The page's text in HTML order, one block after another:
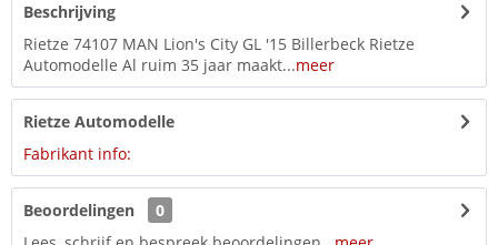
Beschrijving
Rietze 74107 MAN Lion's City GL '15 Billerbeck Rietze
Automodelle Al ruim 35 jaar maakt...meer
Rietze Automodelle
Fabrikant info:
Beoordelingen
0